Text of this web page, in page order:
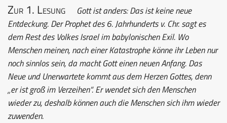
Zur 1. Lesung
Gott ist anders: Das ist keine neue
Entdeckung. Der Prophet des 6. Jahrhunderts v. Chr. sagt es
dem Rest des Volkes Israel im babylonischen Exil. Wo
Menschen meinen, nach einer Katastrophe könne ihr Leben nur
noch sinnlos sein, da macht Gott einen neuen Anfang. Das
Neue und Unerwartete kommt aus dem Herzen Gottes, denn
„er ist groß im Verzeihen“. Er wendet sich den Menschen
wieder zu, deshalb können auch die Menschen sich ihm wieder
zuwenden.